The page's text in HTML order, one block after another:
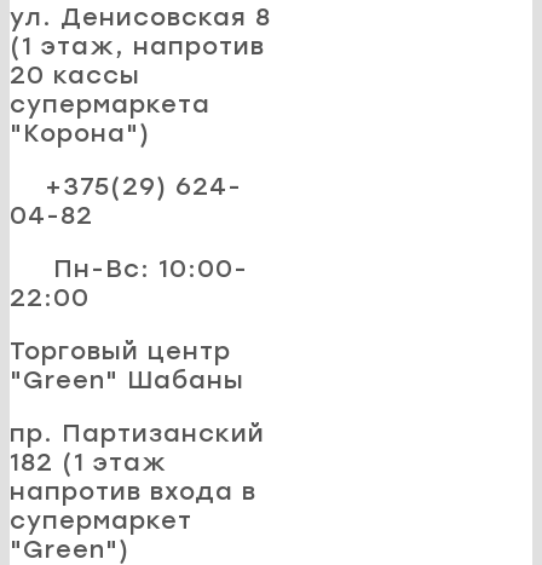
ул. Денисовская 8
(1 этаж, напротив
20 кассы
супермаркета
"Корона")
+375(29) 624-
04-82
Пн-Вс: 10:00-
22:00
Торговый центр
"Green" Шабаны
пр. Партизанский
182 (1 этаж
напротив входа в
супермаркет
"Green")